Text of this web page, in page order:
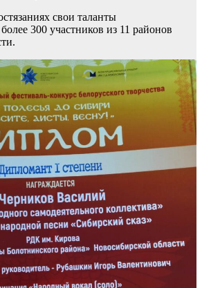
свои таланты
300 участников из 11 районов